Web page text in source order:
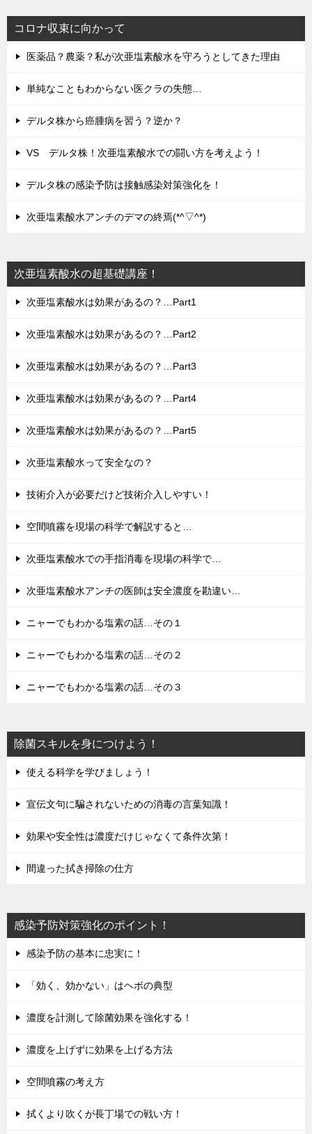
コロナ収束に向かって
医薬品？農薬？私が次亜塩素酸水を守ろうとしてきた理由
単純なこともわからない医クラの失態…
デルタ株から癌腫病を習う？逆か？
VS デルタ株！次亜塩素酸水での闘い方を考えよう！
デルタ株の感染予防は接触感染対策強化を！
次亜塩素酸水アンチのデマの終焉(*^▽^*)
次亜塩素酸水の超基礎講座！
次亜塩素酸水は効果があるの？…Part1
次亜塩素酸水は効果があるの？…Part2
次亜塩素酸水は効果があるの？…Part3
次亜塩素酸水は効果があるの？…Part4
次亜塩素酸水は効果があるの？…Part5
次亜塩素酸水って安全なの？
技術介入が必要だけど技術介入しやすい！
空間噴霧を現場の科学で解説すると…
次亜塩素酸水での手指消毒を現場の科学で…
次亜塩素酸水アンチの医師は安全濃度を勘違い…
ニャーでもわかる塩素の話…その１
ニャーでもわかる塩素の話…その２
ニャーでもわかる塩素の話…その３
除菌スキルを身につけよう！
使える科学を学びましょう！
宣伝文句に騙されないための消毒の言葉知識！
効果や安全性は濃度だけじゃなくて条件次第！
間違った拭き掃除の仕方
感染予防対策強化のポイント！
感染予防の基本に忠実に！
「効く、効かない」はヘボの典型
濃度を計測して除菌効果を強化する！
濃度を上げずに効果を上げる方法
空間噴霧の考え方
拭くより吹くが長丁場での戦い方！